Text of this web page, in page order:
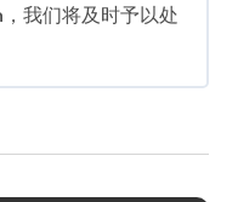
我们将及时予以处